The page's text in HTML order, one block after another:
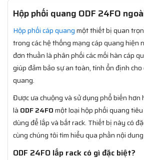
Hộp phối quang ODF 24FO
Hộp phối cáp quangmột thiết bị quan
trong các hệ thống mạng cáp quang hiện
đơn thuần là phân phối các mối hàn cáp
giúp đảm bảo sự an toàn, tính ổn định cho
quang.
Được ưa chuộng và sử dụng phổ biến hơn
là ODF 24FOmột loại hộp phối quang
dùng để lắp và bắt rack. Thiết bị này có
cùng chúng tôi tìm hiểu qua phần nội
ODF 24FO lắp rack có gì đặc biệt?